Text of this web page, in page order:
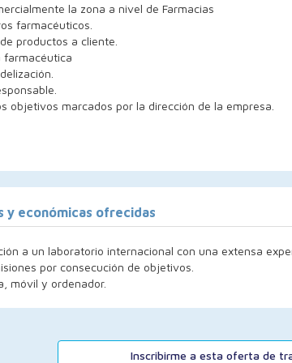
la zona a nivel de Farmacias
farmacéuticos.
productos a cliente.
farmacéutica
objetivos marcados por la dirección de la empresa.
y económicas ofrecidas
a un laboratorio internacional con una extensa
por consecución de objetivos.
móvil y ordenador.
Inscribirme a esta oferta de